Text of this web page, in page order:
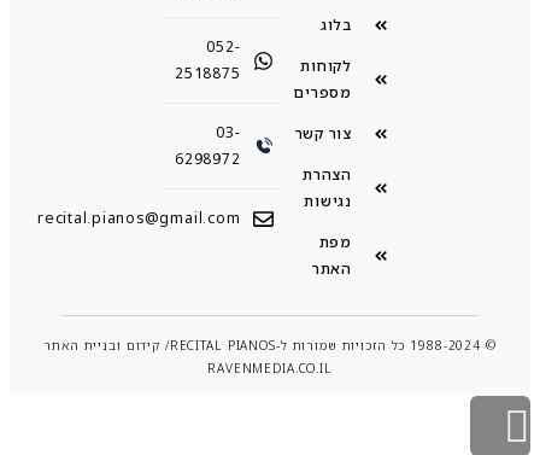
בלוג
לקוחות
מספרים
צור קשר
הצהרת
נגישות
מפת
האתר
052-
2518875
03-
6298972
recital.pianos@gmail.com
© 1988-2024 כל הזכויות שמורות ל-RECITAL PIANOS/ קידום ובניית האתר
RAVENMEDIA.CO.IL
גלילה